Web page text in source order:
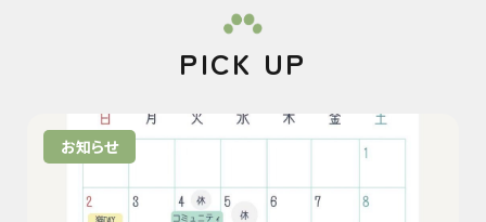
PICK UP
お知らせ